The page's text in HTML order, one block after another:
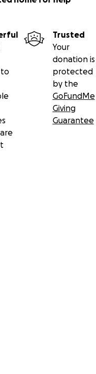
wenn Du meinen
Media
Trusted
Your
donation is
protected
by the
GoFundMe
Giving
Guarantee